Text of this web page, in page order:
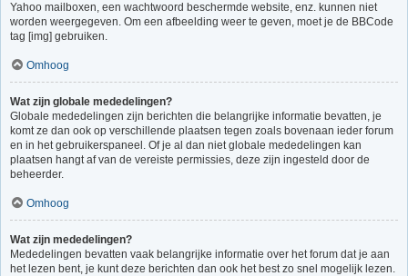
Yahoo mailboxen, een wachtwoord beschermde website, enz. kunnen niet
worden weergegeven. Om een afbeelding weer te geven, moet je de BBCode
tag [img] gebruiken.
Omhoog
Wat zijn globale mededelingen?
Globale mededelingen zijn berichten die belangrijke informatie bevatten, je
komt ze dan ook op verschillende plaatsen tegen zoals bovenaan ieder forum
en in het gebruikerspaneel. Of je al dan niet globale mededelingen kan
plaatsen hangt af van de vereiste permissies, deze zijn ingesteld door de
beheerder.
Omhoog
Wat zijn mededelingen?
Mededelingen bevatten vaak belangrijke informatie over het forum dat je aan
het lezen bent, je kunt deze berichten dan ook het best zo snel mogelijk lezen.